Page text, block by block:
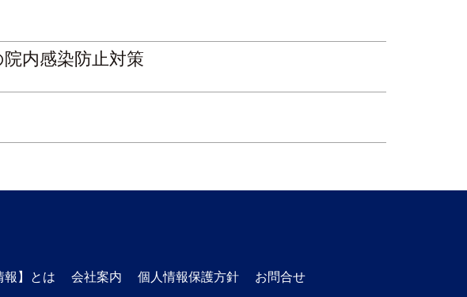
内感染防止対策
報】とは 会社案内 個人情報保護方針 お問合せ